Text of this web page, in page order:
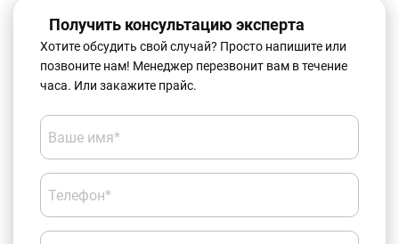
Получить консультацию эксперта
Хотите обсудить свой случай? Просто напишите или
позвоните нам! Менеджер перезвонит вам в течение
часа. Или закажите прайс.
Ваше имя*
Телефон*